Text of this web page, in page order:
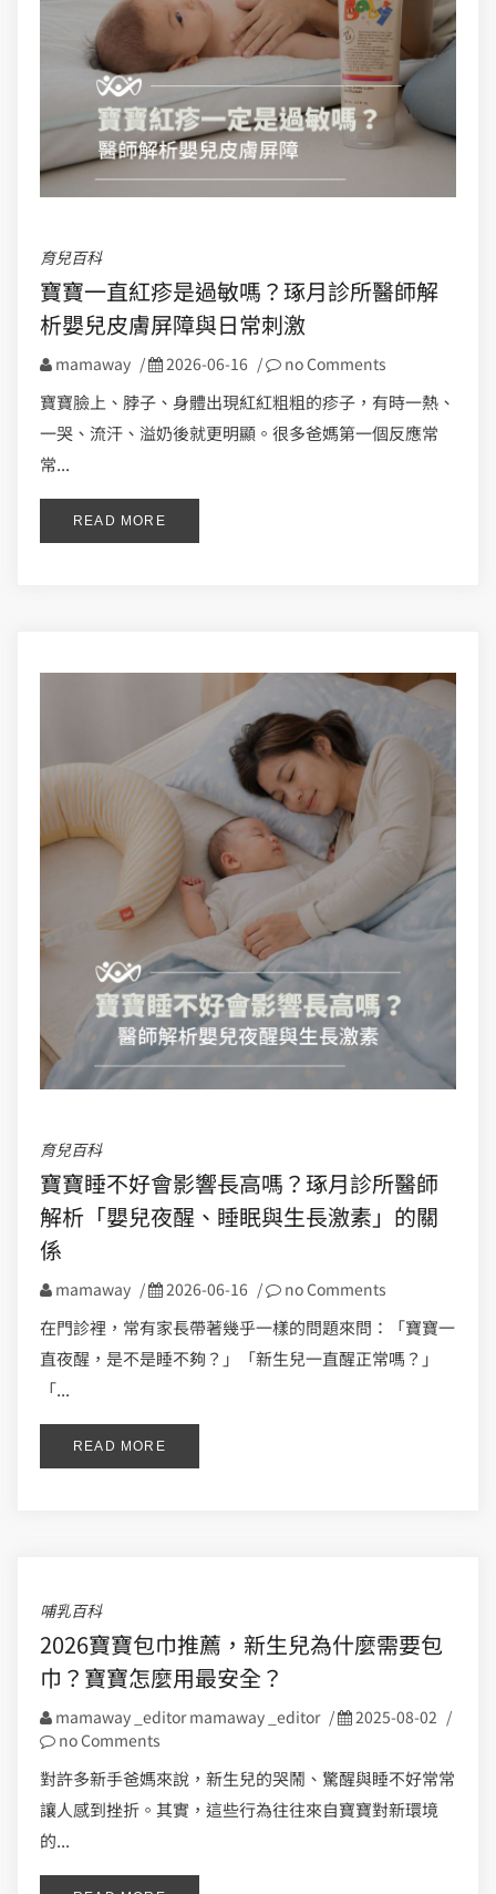
育兒百科
寶寶一直紅疹是過敏嗎？琢月診所醫師解
析嬰兒皮膚屏障與日常刺激
mamaway / 2026-06-16 / no Comments
寶寶臉上、脖子、身體出現紅紅粗粗的疹子，有時一熱、
一哭、流汗、溢奶後就更明顯。很多爸媽第一個反應常
常...
READ MORE
育兒百科
寶寶睡不好會影響長高嗎？琢月診所醫師
解析「嬰兒夜醒、睡眠與生長激素」的關
係
mamaway / 2026-06-16 / no Comments
在門診裡，常有家長帶著幾乎一樣的問題來問：「寶寶一
直夜醒，是不是睡不夠？」「新生兒一直醒正常嗎？」
「...
READ MORE
哺乳百科
2026寶寶包巾推薦，新生兒為什麼需要包
巾？寶寶怎麼用最安全？
mamaway _editor mamaway _editor / 2025-08-02 /
no Comments
對許多新手爸媽來說，新生兒的哭鬧、驚醒與睡不好常常
讓人感到挫折。其實，這些行為往往來自寶寶對新環境
的...